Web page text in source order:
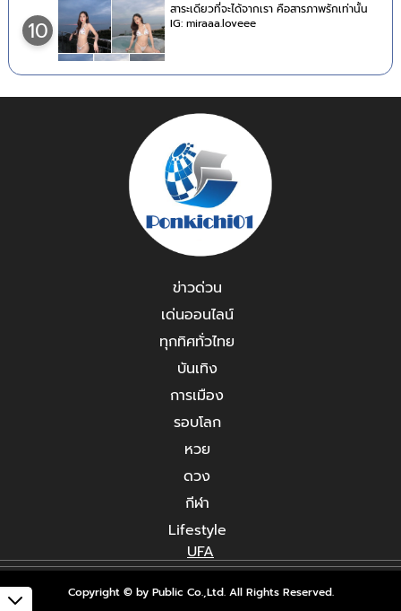
10
สาระเดียวที่จะได้จากเรา คือสารภาพรักเท่านั้น
IG: miraaa.loveee
ข่าวด่วน
เด่นออนไลน์
ทุกทิศทั่วไทย
บันเทิง
การเมือง
รอบโลก
หวย
ดวง
กีฬา
Lifestyle
UFA
Copyright © by Public Co.,Ltd. All Rights Reserved.